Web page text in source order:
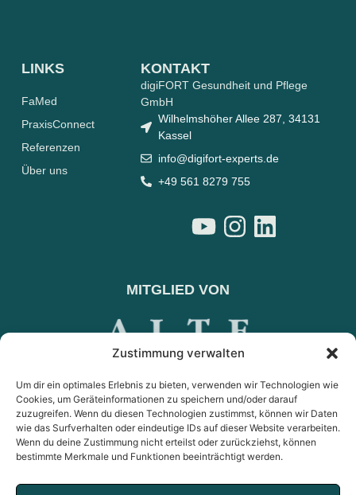
Zustimmung verwalten
Um dir ein optimales Erlebnis zu bieten, verwenden wir Technologien wie
Cookies, um Geräteinformationen zu speichern und/oder darauf
zuzugreifen. Wenn du diesen Technologien zustimmst, können wir Daten
wie das Surfverhalten oder eindeutige IDs auf dieser Website verarbeiten.
Wenn du deine Zustimmung nicht erteilst oder zurückziehst, können
bestimmte Merkmale und Funktionen beeinträchtigt werden.
LINKS
FaMed
PraxisConnect
Referenzen
Über uns
KONTAKT
digiFORT Gesundheit und Pflege
GmbH
Wilhelmshöher Allee 287, 34131
Kassel
info@digifort-experts.de
+49 561 8279 755
MITGLIED VON